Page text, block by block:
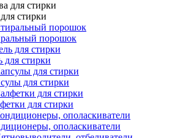
стирки
порошок
для стирки
для стирки
для стирки
ополаскиватели